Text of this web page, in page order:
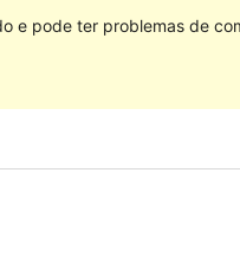
e pode ter problemas de